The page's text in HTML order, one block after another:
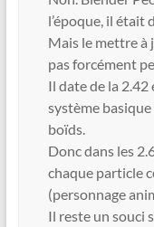
l’époque, il était
Mais le mettre à
pas forcément
Il date de la 2.42
système
boïds.
Donc dans les
chaque particle
(personnage
Il reste un souci